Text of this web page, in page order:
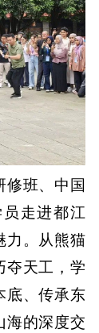
班、中国
走进都江
力。从熊猫
夺天工，学
底、传承东
海的深度交